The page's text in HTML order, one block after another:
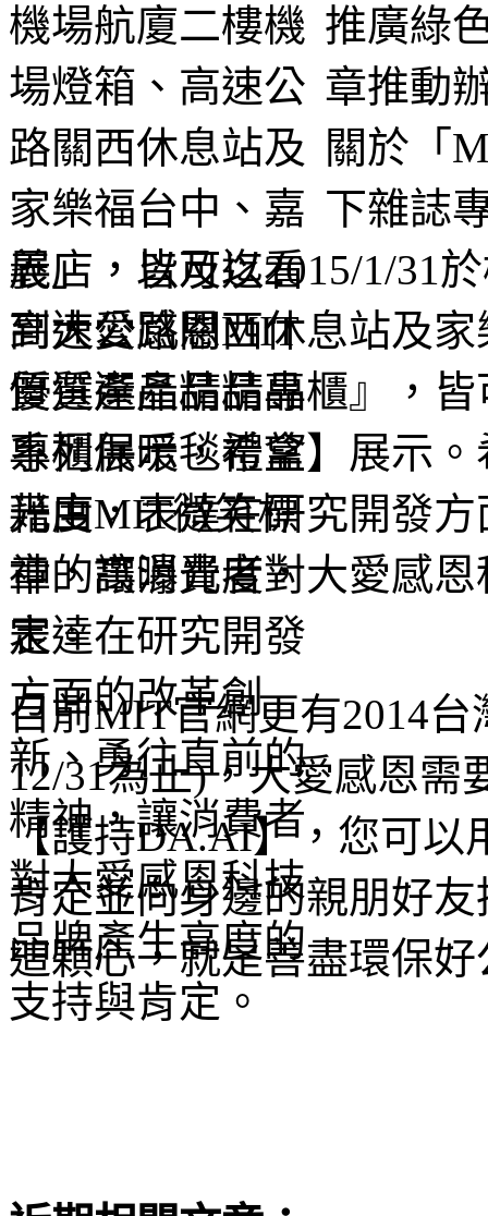
推廣綠
章推動
關於「
下雜誌
展」，以及迄2015/1/31
高速公路關西休息站及
質選產品精品專櫃』，
系列保暖毯禮盒】展示
光度，表達在研究開發
神，讓消費者對大愛感
定。
目前MIT官網更有2014
12/31為止)，大愛感恩需
【護持DA.AI】，您可以
肯定並向身邊的親朋好
這顆心，就是善盡環保好